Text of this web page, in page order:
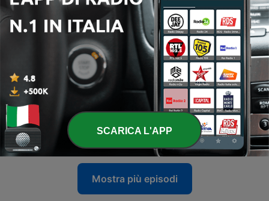
21 - Indie Trip - 05 octobre 2016
05 Ott 2016
Indie Trip - 28 septembre 2016
19 - Indie Trip - 21 septembre 2016
21 Set 2016
- Indie Trip : spéciale Wilco
27 Ago 2019
Mostra più episodi
SCARICA L'APP